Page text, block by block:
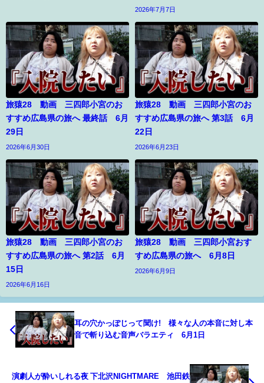
2026年7月7日
旅猿28 動画 三四郎小宮のお
すすめ広島県の旅へ 最終話 6月
29日
2026年6月30日
旅猿28 動画 三四郎小宮のお
すすめ広島県の旅へ 第3話 6月
22日
2026年6月23日
旅猿28 動画 三四郎小宮のお
すすめ広島県の旅へ 第2話 6月
15日
2026年6月16日
旅猿28 動画 三四郎小宮おす
すめ広島県の旅へ 6月8日
2026年6月9日
耳の穴かっぽじって聞け! 様々な人の本音に対し本
音で斬り込む音声バラエティ 6月1日
演劇人が酔いしれる夜 下北沢NIGHTMARE 池田鉄